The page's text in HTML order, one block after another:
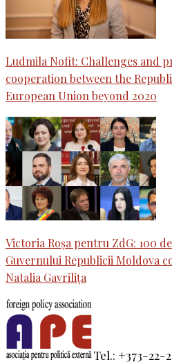
Ludmila Nofit: Challenges and
cooperation between the
European Union beyond 2020
Victoria Roșa pentru ZdG: 100
Guvernului Republicii Moldova
Natalia Gavrilița
Tel.: +373-22-